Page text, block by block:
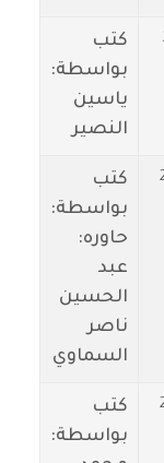
كتب
بواسطة:
ياسين
النصير
كتب
بواسطة:
حاوره:
عبد
الحسين
ناصر
السماوي
كتب
بواسطة: